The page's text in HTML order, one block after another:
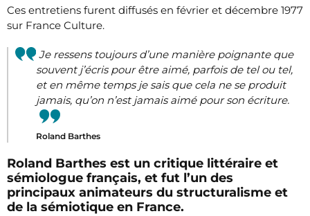
Ces entretiens furent diffusés en février et décembre 1977
sur France Culture.
Je ressens toujours d’une manière poignante que
souvent j’écris pour être aimé, parfois de tel ou tel,
et en même temps je sais que cela ne se produit
jamais, qu’on n’est jamais aimé pour son écriture.
Roland Barthes
Roland Barthes est un critique littéraire et
sémiologue français, et fut l’un des
principaux animateurs du structuralisme et
de la sémiotique en France.